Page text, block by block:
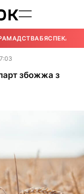
БЯСПЕКА
збожжа з